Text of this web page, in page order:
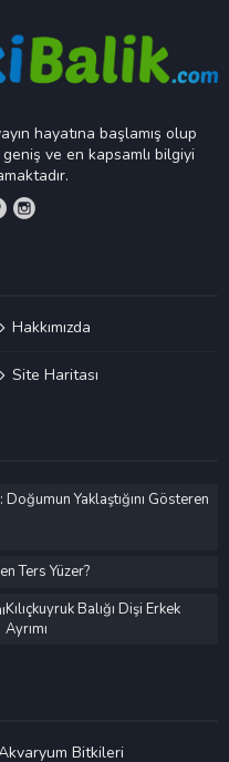
hayatına başlamış olup
ve en kapsamlı bilgiyi
Hakkımızda
Site Haritası
Yaklaştığını Gösteren
Ters Yüzer?
Kılıçkuyruk Balığı Dişi Erkek
Ayrımı
Bitkileri